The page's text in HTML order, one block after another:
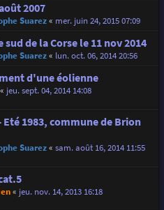
2007
Suarez« mer. juin 24, 2015 07:09
de la Corse le 11 nov 2014
Suarez« lun. oct. 06, 2014 20:56
d'une éolienne
jeu. sept. 04, 2014 14:08
1983, commune de Brion
Suarez« sam. août 16, 2014 11:55
« jeu. nov. 14, 2013 16:18